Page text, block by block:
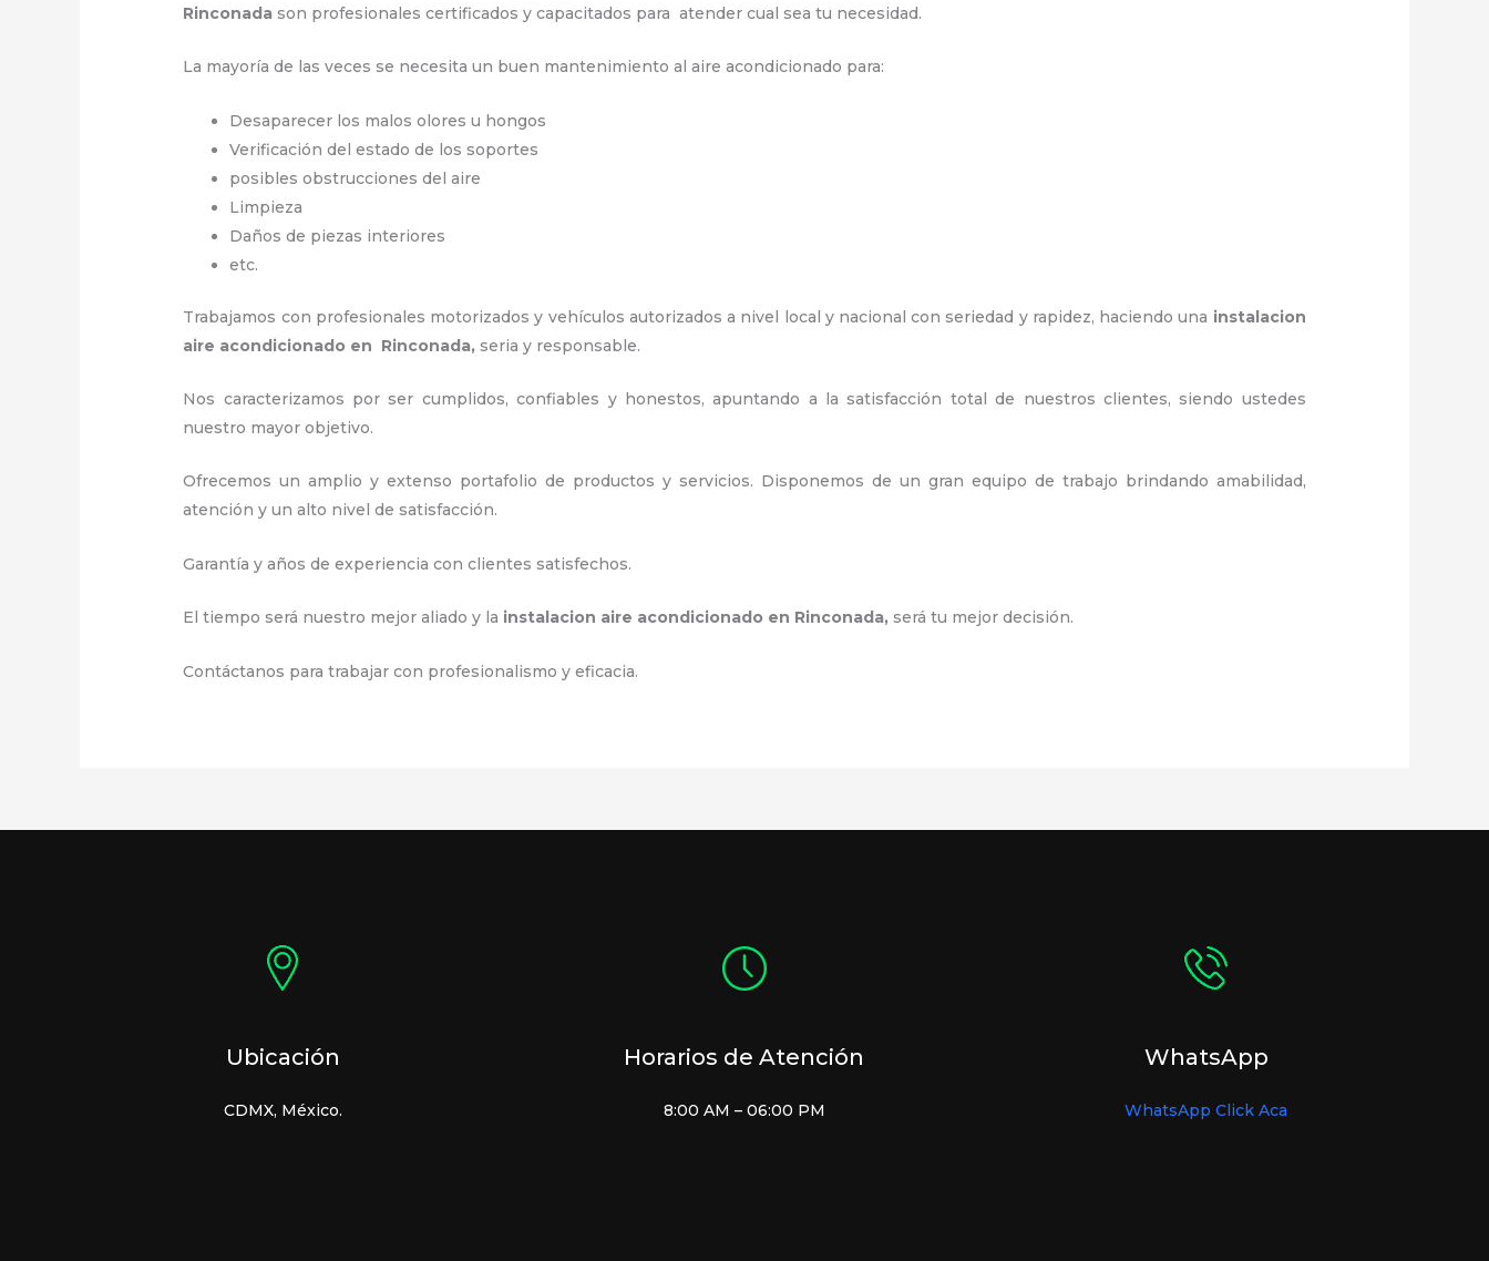
Rinconada son profesionales certificados y capacitados para atender cual sea tu necesidad.
La mayoría de las veces se necesita un buen mantenimiento al aire acondicionado para:
Desaparecer los malos olores u hongos
Verificación del estado de los soportes
posibles obstrucciones del aire
Limpieza
Daños de piezas interiores
etc.
Trabajamos con profesionales motorizados y vehículos autorizados a nivel local y nacional con seriedad y rapidez, haciendo una instalacion
aire acondicionado en Rinconada,seria y responsable.
Nos caracterizamos por ser cumplidos, confiables y honestos, apuntando a la satisfacción total de nuestros clientes, siendo ustedes
nuestro mayor objetivo.
Ofrecemos un amplio y extenso portafolio de productos y servicios. Disponemos de un gran equipo de trabajo brindando amabilidad,
atención y un alto nivel de satisfacción.
Garantía y años de experiencia con clientes satisfechos.
El tiempo será nuestro mejor aliado y la instalacion aire acondicionado en Rinconada,será tu mejor decisión.
Contáctanos para trabajar con profesionalismo y eficacia.
Ubicación
CDMX, México.
Horarios de Atención
8:00 AM – 06:00 PM
WhatsApp
WhatsApp Click Aca